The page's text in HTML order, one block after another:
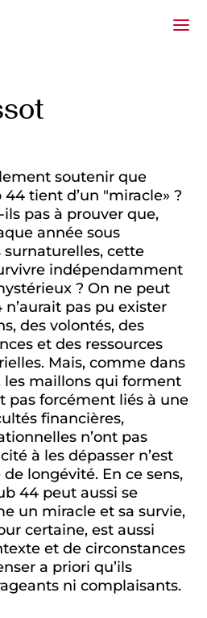
soutenir que
44 tient d’un "miracle» ?
pas à prouver que,
année sous
surnaturelles, cette
indépendamment
? On ne peut
pas pu exister
des volontés, des
et des ressources
Mais, comme dans
maillons qui forment
pas forcément liés à une
financières,
n’ont pas
à les dépasser n’est
longévité. En ce sens,
44 peut aussi se
un miracle et sa survie,
certaine, est aussi
et de circonstances
a priori qu’ils
ni complaisants.